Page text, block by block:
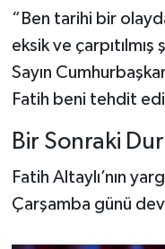
“Ben tarihi bir
eksik ve
Sayın
Fatih beni tehdit
Bir Sonraki
Fatih Altaylı’nın
Çarşamba günü